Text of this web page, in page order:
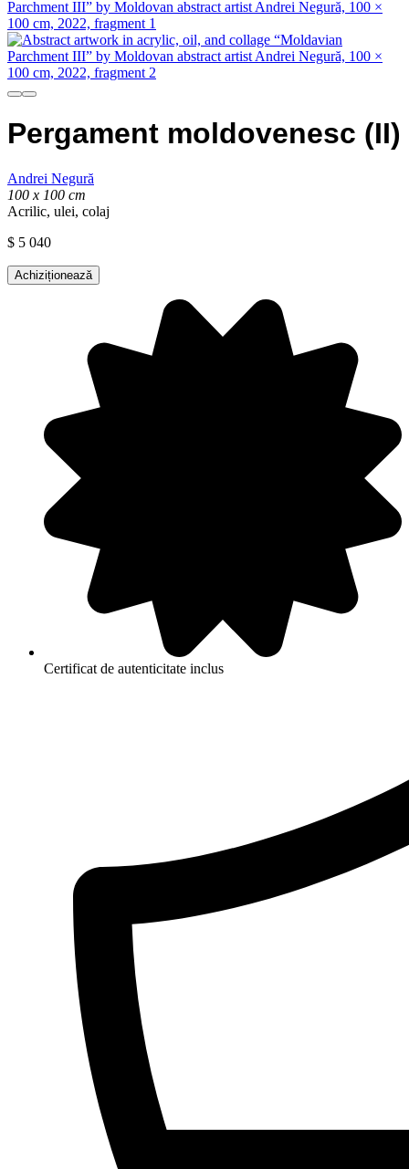
Pergament moldovenesc (II)
Andrei Negură
100 x 100 cm
Acrilic, ulei, colaj
$ 5 040
Achiziționează
Certificat de autenticitate inclus